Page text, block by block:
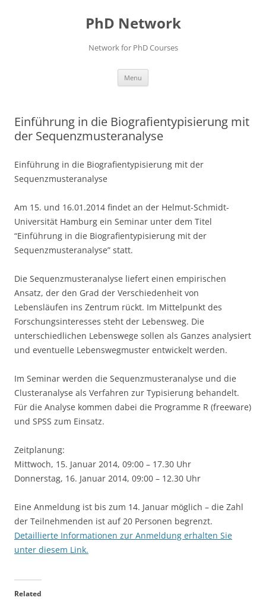
PhD Network
Network for PhD Courses
Menu
Einführung in die Biografientypisierung mit
der Sequenzmusteranalyse
Einführung in die Biografientypisierung mit der
Sequenzmusteranalyse
Am 15. und 16.01.2014 findet an der Helmut-Schmidt-
Universität Hamburg ein Seminar unter dem Titel
“Einführung in die Biografientypisierung mit der
Sequenzmusteranalyse” statt.
Die Sequenzmusteranalyse liefert einen empirischen
Ansatz, der den Grad der Verschiedenheit von
Lebensläufen ins Zentrum rückt. Im Mittelpunkt des
Forschungsinteresses steht der Lebensweg. Die
unterschiedlichen Lebenswege sollen als Ganzes analysiert
und eventuelle Lebenswegmuster entwickelt werden.
Im Seminar werden die Sequenzmusteranalyse und die
Clusteranalyse als Verfahren zur Typisierung behandelt.
Für die Analyse kommen dabei die Programme R (freeware)
und SPSS zum Einsatz.
Zeitplanung:
Mittwoch, 15. Januar 2014, 09:00 – 17.30 Uhr
Donnerstag, 16. Januar 2014, 09:00 – 12.30 Uhr
Eine Anmeldung ist bis zum 14. Januar möglich – die Zahl
der Teilnehmenden ist auf 20 Personen begrenzt.
Detaillierte Informationen zur Anmeldung erhalten Sie
unter diesem Link.
Related